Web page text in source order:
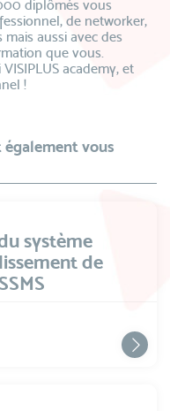
diplômés vous
de networker,
mais aussi avec des
que vous.
academy, et
!
vous
système
de